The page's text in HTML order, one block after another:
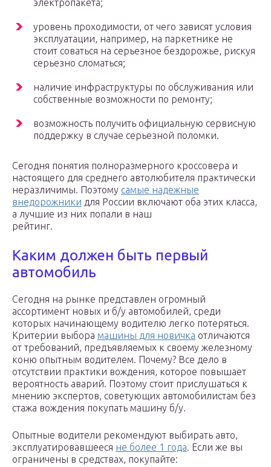
электропакета;
уровень проходимости, от чего зависят условия
эксплуатации, например, на паркетнике не
стоит соваться на серьезное бездорожье, рискуя
серьезно сломаться;
наличие инфраструктуры по обслуживания или
собственные возможности по ремонту;
возможность получить официальную сервисную
поддержку в случае серьезной поломки.
Сегодня понятия полноразмерного кроссовера и
настоящего для среднего автолюбителя практически
неразличимы. Поэтому самые надежные
внедорожники для России включают оба этих класса,
а лучшие из них попали в наш
рейтинг.
Каким должен быть первый
автомобиль
Сегодня на рынке представлен огромный
ассортимент новых и б/у автомобилей, среди
которых начинающему водителю легко потеряться.
Критерии выбора машины для новичка отличаются
от требований, предъявляемых к своему железному
коню опытным водителем. Почему? Все дело в
отсутствии практики вождения, которое повышает
вероятность аварий. Поэтому стоит прислушаться к
мнению экспертов, советующих автомобилистам без
стажа вождения покупать машину б/у.
Опытные водители рекомендуют выбирать авто,
эксплуатировавшееся не более 1 года. Если же вы
ограничены в средствах, покупайте: